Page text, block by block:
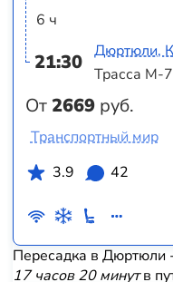
6 ч
21:30
От2669 руб.
Дюртюли,
Трасса М-
Транспортный мир
3.9
42
Пересадка в Дюртюли
17 часов 20 минутв